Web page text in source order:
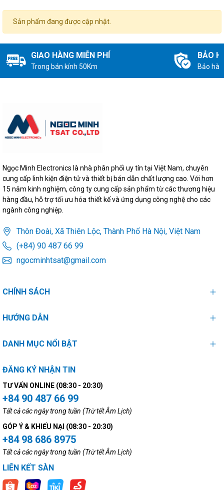
Sản phẩm đang được cập nhật.
GIAO HÀNG MIỄN PHÍ
Trong bán kính 50Km
BẢO
Bảo
Ngọc Minh Electronics là nhà phân phối uy tín tại Việt Nam, chuyên
cung cấp linh kiện điện tử và thiết bị bán dẫn chất lượng cao. Với hơn
15 năm kinh nghiệm, công ty cung cấp sản phẩm từ các thương hiệu
hàng đầu, hỗ trợ tối ưu hóa thiết kế và ứng dụng công nghệ cho các
ngành công nghiệp.
Thôn Đoài, Xã Thiên Lộc, Thành Phố Hà Nội, Việt Nam
(+84) 90 487 66 99
ngocminhtsat@gmail.com
CHÍNH SÁCH
HƯỚNG DẪN
DANH MỤC NỔI BẬT
ĐĂNG KÝ NHẬN TIN
TƯ VẤN ONLINE (08:30 - 20:30)
+84 90 487 66 99
Tất cả các ngày trong tuần (Trừ tết Âm Lịch)
GÓP Ý & KHIẾU NẠI (08:30 - 20:30)
+84 98 686 8975
Tất cả các ngày trong tuần (Trừ tết Âm Lịch)
LIÊN KẾT SÀN